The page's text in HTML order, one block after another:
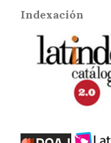
Indexación